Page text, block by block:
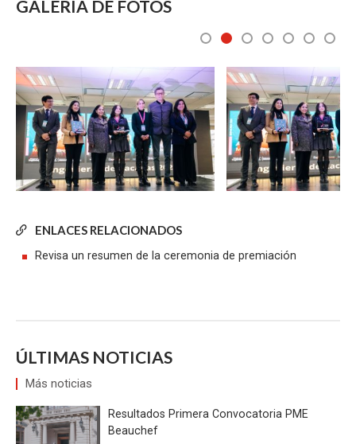
ENLACES RELACIONADOS
Revisa un resumen de la ceremonia de premiación
GALERÍA DE FOTOS
Zoom Zoom
5 6 7
ÚLTIMAS NOTICIAS
Más noticias
Resultados Primera Convocatoria PME
Beauchef